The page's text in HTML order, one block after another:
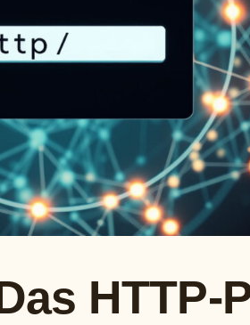
HTTP-